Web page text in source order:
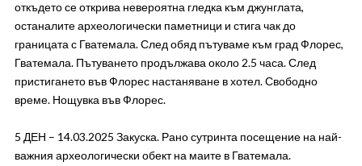
откъдето се открива невероятна гледка към джунглата,
останалите археологически паметници и стига чак до
границата с Гватемала. След обяд пътуваме към град Флорес,
Гватемала. Пътуването продължава около 2.5 часа. След
пристигането във Флорес настаняване в хотел. Свободно
време. Нощувка във Флорес.
5 ДЕН – 14.03.2025 Закуска. Рано сутринта посещение на най-
важния археологически обект на маите в Гватемала.